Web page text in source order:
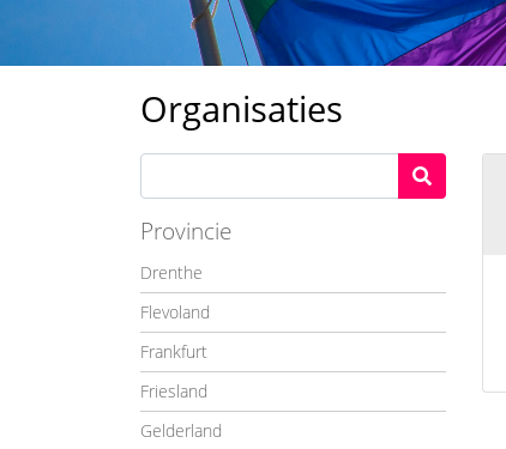
Organisaties
Provincie
Drenthe
Flevoland
Frankfurt
Friesland
Gelderland